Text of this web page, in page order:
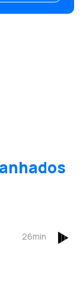
26min